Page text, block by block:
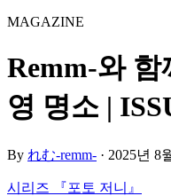
MAGAZINE
Remm-와
영 명소 |
By れむ-remm- · 2025년 8
시리즈 『포토 저니』